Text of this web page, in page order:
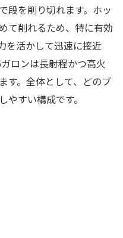
段を削り切れます。ホッ
て削れるため、特に有効
を活かして迅速に接近
ロンは長射程かつ高火
す。全体として、どのブ
すい構成です。